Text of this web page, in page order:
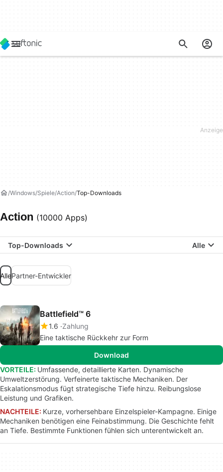
Windows Spiele Action Top-Downloads
Action (10000 Apps)
Top-Downloads Alle
AllePartner-Entwickler
Battlefield™ 6
1.6 Zahlung
Eine taktische Rückkehr zur Form
Download
VORTEILE: Umfassende, detaillierte Karten. Dynamische
Umweltzerstörung. Verfeinerte taktische Mechaniken. Der
Eskalationsmodus fügt strategische Tiefe hinzu. Reibungslose
Leistung und Grafiken.
NACHTEILE: Kurze, vorhersehbare Einzelspieler-Kampagne. Einige
Mechaniken benötigen eine Feinabstimmung. Die Geschichte fehlt
an Tiefe. Bestimmte Funktionen fühlen sich unterentwickelt an.